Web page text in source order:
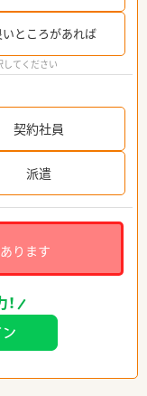
いところがあれば
てください
契約社員
派遣
あります